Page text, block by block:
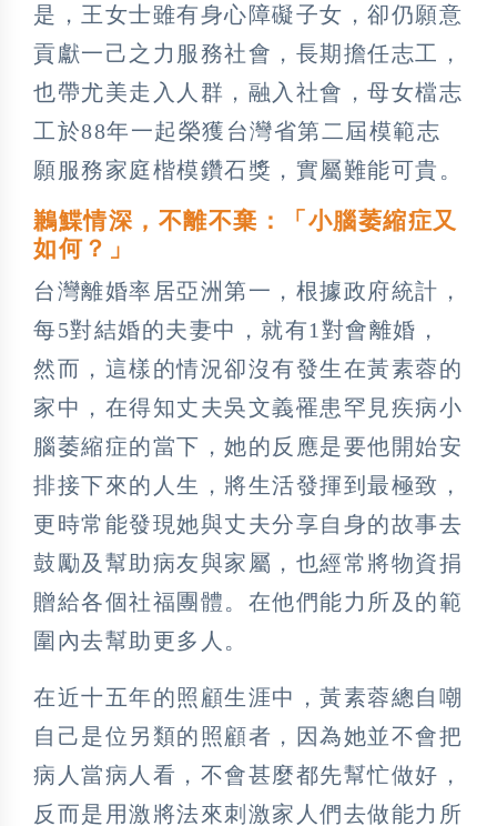
是，王女士雖有身心障礙子女，卻仍願意
貢獻一己之力服務社會，長期擔任志工，
也帶尤美走入人群，融入社會，母女檔志
工於88年一起榮獲台灣省第二屆模範志
願服務家庭楷模鑽石獎，實屬難能可貴。
鶼鰈情深，不離不棄：「小腦萎縮症又
如何？」
台灣離婚率居亞洲第一，根據政府統計，
每5對結婚的夫妻中，就有1對會離婚，
然而，這樣的情況卻沒有發生在黃素蓉的
家中，在得知丈夫吳文義罹患罕見疾病小
腦萎縮症的當下，她的反應是要他開始安
排接下來的人生，將生活發揮到最極致，
更時常能發現她與丈夫分享自身的故事去
鼓勵及幫助病友與家屬，也經常將物資捐
贈給各個社福團體。在他們能力所及的範
圍內去幫助更多人。
在近十五年的照顧生涯中，黃素蓉總自嘲
自己是位另類的照顧者，因為她並不會把
病人當病人看，不會甚麼都先幫忙做好，
反而是用激將法來刺激家人們去做能力所